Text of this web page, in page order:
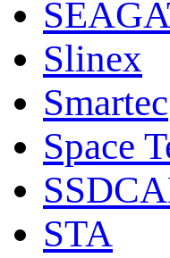
Slinex
Smartec
Space
STA